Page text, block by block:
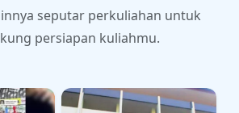
seputar perkuliahan untuk
persiapan kuliahmu.